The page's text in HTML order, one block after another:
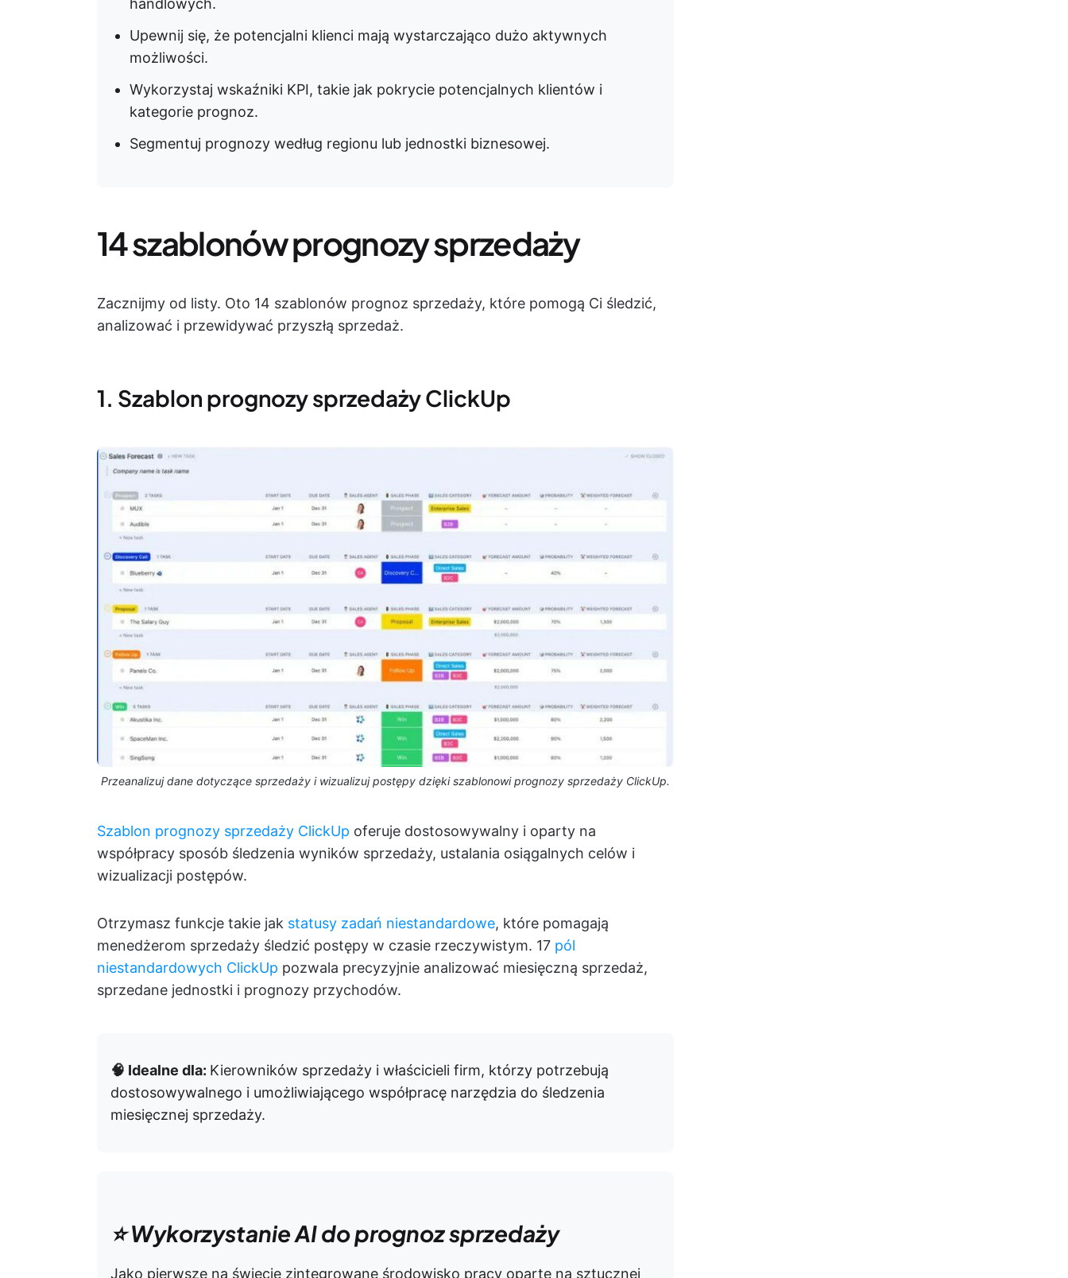
handlowych.
Upewnij się, że potencjalni klienci mają wystarczająco dużo aktywnych
możliwości.
Wykorzystaj wskaźniki KPI, takie jak pokrycie potencjalnych klientów i
kategorie prognoz.
Segmentuj prognozy według regionu lub jednostki biznesowej.
14 szablonów prognozy sprzedaży
Zacznijmy od listy. Oto 14 szablonów prognoz sprzedaży, które pomogą Ci śledzić,
analizować i przewidywać przyszłą sprzedaż.
1. Szablon prognozy sprzedaży ClickUp
Przeanalizuj dane dotyczące sprzedaży i wizualizuj postępy dzięki szablonowi prognozy sprzedaży ClickUp.
Szablon prognozy sprzedaży ClickUp oferuje dostosowywalny i oparty na
współpracy sposób śledzenia wyników sprzedaży, ustalania osiągalnych celów i
wizualizacji postępów.
Otrzymasz funkcje takie jak statusy zadań niestandardowe, które pomagają
menedżerom sprzedaży śledzić postępy w czasie rzeczywistym. 17 pól
niestandardowych ClickUp pozwala precyzyjnie analizować miesięczną sprzedaż,
sprzedane jednostki i prognozy przychodów.
🧠 Idealne dla: Kierowników sprzedaży i właścicieli firm, którzy potrzebują
dostosowywalnego i umożliwiającego współpracę narzędzia do śledzenia
miesięcznej sprzedaży.
⭐ Wykorzystanie AI do prognoz sprzedaży
Jako pierwsze na świecie zintegrowane środowisko pracy oparte na sztucznej